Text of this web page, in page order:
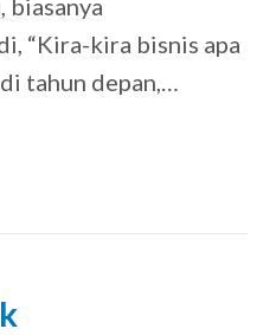
biasanya
“Kira-kira bisnis apa
tahun depan,…